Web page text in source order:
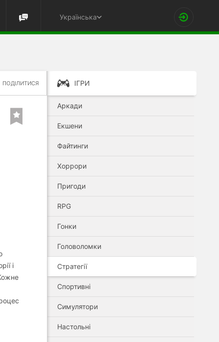
Українська
ПОДІЛИТИСЯ
і
ІГРИ
Аркади
Екшени
Файтинги
Хоррори
Пригоди
RPG
Гонки
Головоломки
Стратегії
Спортивні
Симулятори
Настольні